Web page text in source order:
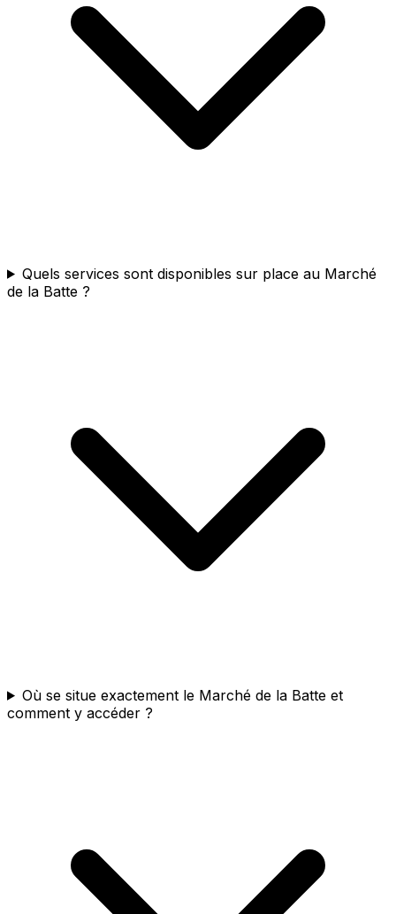
Quels services sont disponibles sur place au Marché
de la Batte ?
Où se situe exactement le Marché de la Batte et
comment y accéder ?